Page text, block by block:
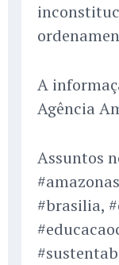
A
Agência
Assuntos
#brasilia,